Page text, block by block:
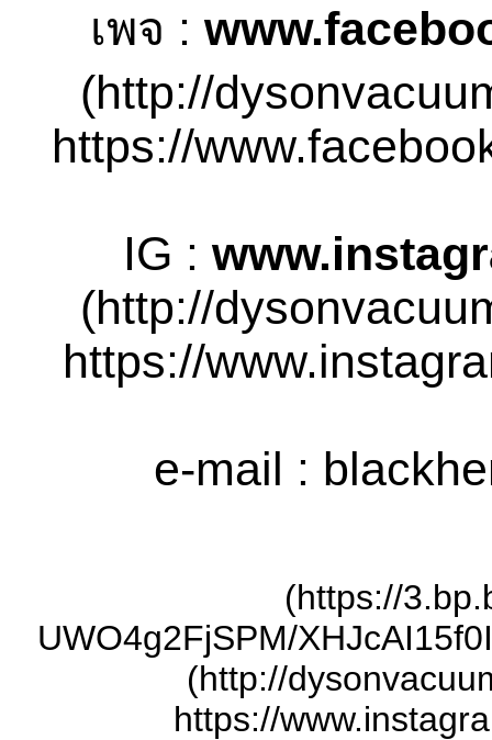
เพจ :
(http://
https://
IG :
(http://
https://
e-mail :
(https://
UWO4g2FjSPM/
(http://
https://